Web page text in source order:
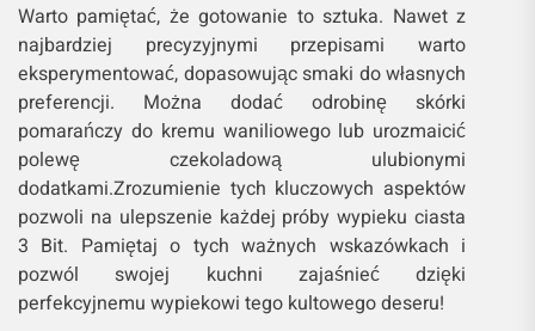
Warto pamiętać, że gotowanie to sztuka. Nawet z
najbardziej precyzyjnymi przepisami warto
eksperymentować, dopasowując smaki do własnych
preferencji. Można dodać odrobinę skórki
pomarańczy do kremu waniliowego lub urozmaicić
polewę czekoladową ulubionymi
dodatkami.Zrozumienie tych kluczowych aspektów
pozwoli na ulepszenie każdej próby wypieku ciasta
3 Bit. Pamiętaj o tych ważnych wskazówkach i
pozwól swojej kuchni zajaśnieć dzięki
perfekcyjnemu wypiekowi tego kultowego deseru!